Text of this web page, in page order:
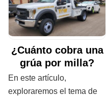
¿Cuánto cobra una
grúa por milla?
En este artículo,
exploraremos el tema de